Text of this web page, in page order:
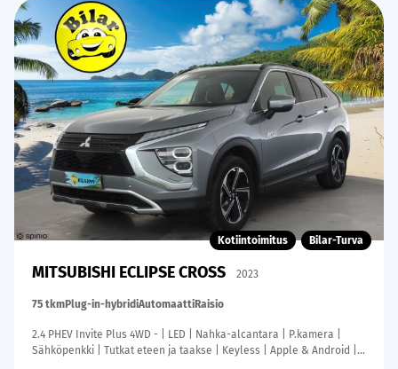
Kotiintoimitus Bilar-Turva
MITSUBISHI ECLIPSE CROSS 2023
75 tkmPlug-in-hybridiAutomaattiRaisio
2.4 PHEV Invite Plus 4WD - | LED | Nahka-alcantara | P.kamera |
Sähköpenkki | Tutkat eteen ja taakse | Keyless | Apple & Android |